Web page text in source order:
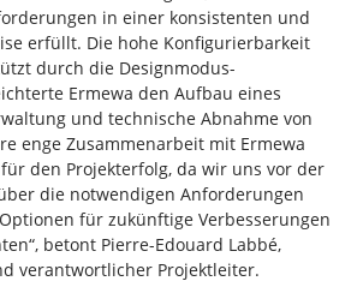
in einer konsistenten und
erfüllt. Die hohe Konfigurierbarkeit
durch die Designmodus-
Ermewa den Aufbau eines
und technische Abnahme von
enge Zusammenarbeit mit Ermewa
den Projekterfolg, da wir uns vor der
die notwendigen Anforderungen
für zukünftige Verbesserungen
betont Pierre-Edouard Labbé,
verantwortlicher Projektleiter.